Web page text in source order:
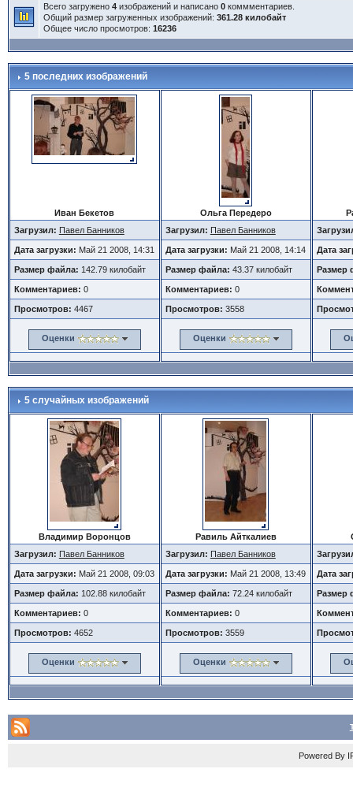
Всего загружено 4изображений и написано 0коммментариев.
Общий размер загруженных изображений: 361.28 килобайт
Общее число просмотров: 16236
5 последних изображений
Иван Бекетов
Загрузил: Павел Банников
Дата загрузки: Май 21 2008, 14:31
Размер файла: 142.79 килобайт
Комментариев: 0
Просмотров: 4467
Оценки
Ольга Передеро
Загрузил: Павел Банников
Дата загрузки: Май 21 2008, 14:14
Размер файла: 43.37 килобайт
Комментариев: 0
Просмотров: 3558
Оценки
Дата
Размер
5 случайных изображений
Владимир Воронцов
Загрузил: Павел Банников
Дата загрузки: Май 21 2008, 09:03
Размер файла: 102.88 килобайт
Комментариев: 0
Просмотров: 4652
Оценки
Равиль Айткалиев
Загрузил: Павел Банников
Дата загрузки: Май 21 2008, 13:49
Размер файла: 72.24 килобайт
Комментариев: 0
Просмотров: 3559
Оценки
Дата
Размер
Powered By